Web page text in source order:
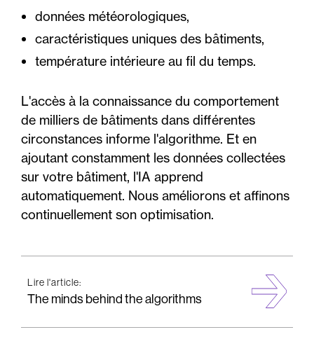
données météorologiques,
caractéristiques uniques des bâtiments,
température intérieure au fil du temps.
L'accès à la connaissance du comportement
de milliers de bâtiments dans différentes
circonstances informe l'algorithme. Et en
ajoutant constamment les données collectées
sur votre bâtiment, l'IA apprend
automatiquement. Nous améliorons et affinons
continuellement son optimisation.
Lire l'article:
The minds behind the algorithms